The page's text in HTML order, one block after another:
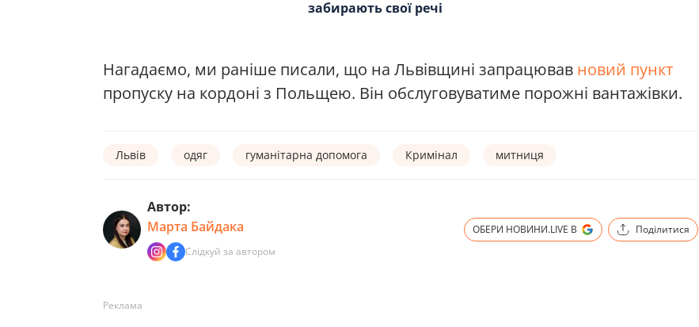
забирають свої речі
Нагадаємо, ми раніше писали, що на Львівщині запрацював новий пункт
пропуску на кордоні з Польщею. Він обслуговуватиме порожні вантажівки.
Львів одяг гуманітарна допомога Кримінал митниця
Автор:
Марта Байдака
Слідкуй за автором
ОБЕРИ НОВИНИ.LIVE В Поділитися
Реклама